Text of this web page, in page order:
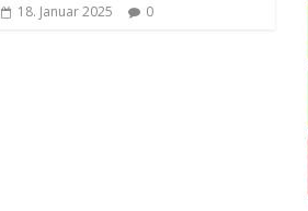
18. Januar 2025 0